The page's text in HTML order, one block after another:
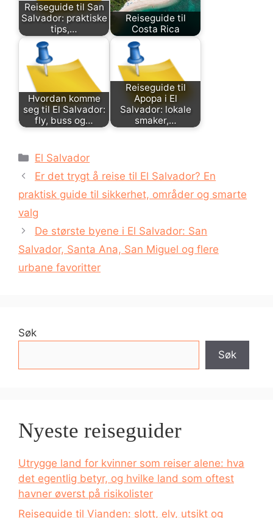
Reiseguide til San
Salvador: praktiske
tips,…
Reiseguide til
Costa Rica
Hvordan komme
seg til El Salvador:
fly, buss og…
Reiseguide til
Apopa i El
Salvador: lokale
smaker,…
Kategorier
El Salvador
Er det trygt å reise til El Salvador? En
praktisk guide til sikkerhet, områder og smarte
valg
De største byene i El Salvador: San
Salvador, Santa Ana, San Miguel og flere
urbane favoritter
Søk
Søk
Nyeste reiseguider
Utrygge land for kvinner som reiser alene: hva
det egentlig betyr, og hvilke land som oftest
havner øverst på risikolister
Reiseguide til Vianden: slott, elv, utsikt og